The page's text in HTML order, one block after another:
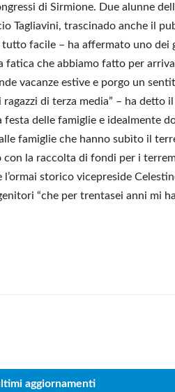
di Sirmione. Due alunne
Tagliavini, trascinado anche il
facile – ha affermato uno dei
che abbiamo fatto per
vacanze estive e porgo un
di terza media” – ha detto
delle famiglie e idealmente
famiglie che hanno subìto il
con la raccolta di fondi per i
storico vicepreside
“che per trentasei anni mi
aggiornamenti